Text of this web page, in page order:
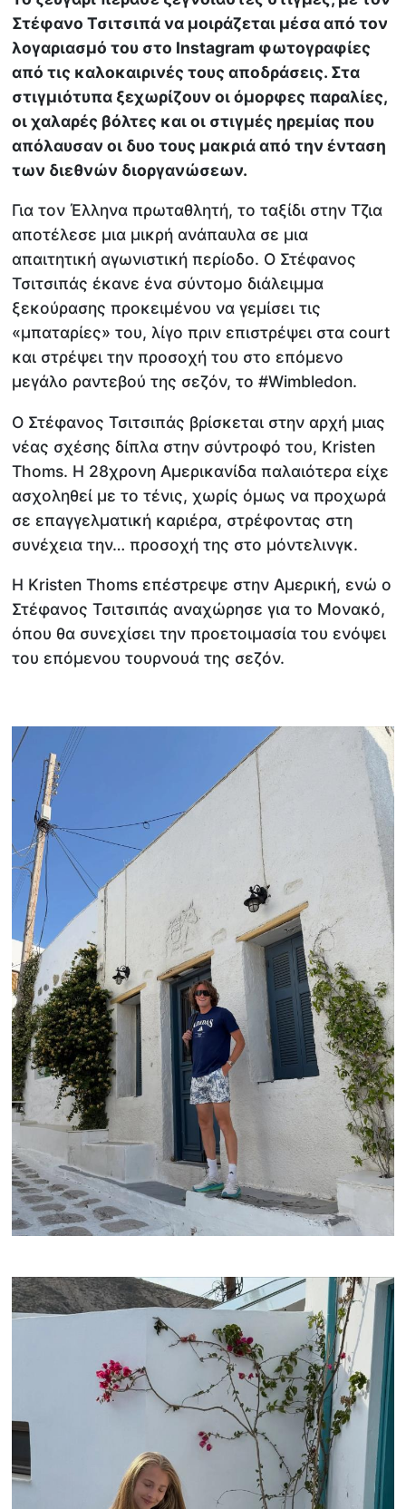
Στέφανο Τσιτσιπά να μοιράζεται μέσα από τον
λογαριασμό του στο Instagram φωτογραφίες
από τις καλοκαιρινές τους αποδράσεις. Στα
στιγμιότυπα ξεχωρίζουν οι όμορφες παραλίες,
οι χαλαρές βόλτες και οι στιγμές ηρεμίας που
απόλαυσαν οι δυο τους μακριά από την ένταση
των διεθνών διοργανώσεων.
Για τον Έλληνα πρωταθλητή, το ταξίδι στην Τζια
αποτέλεσε μια μικρή ανάπαυλα σε μια
απαιτητική αγωνιστική περίοδο. Ο Στέφανος
Τσιτσιπάς έκανε ένα σύντομο διάλειμμα
ξεκούρασης προκειμένου να γεμίσει τις
«μπαταρίες» του, λίγο πριν επιστρέψει στα court
και στρέψει την προσοχή του στο επόμενο
μεγάλο ραντεβού της σεζόν, το #Wimbledon.
O Στέφανος Τσιτσιπάς βρίσκεται στην αρχή μιας
νέας σχέσης δίπλα στην σύντροφό του, Kristen
Thoms. Η 28χρονη Αμερικανίδα παλαιότερα είχε
ασχοληθεί με το τένις, χωρίς όμως να προχωρά
σε επαγγελματική καριέρα, στρέφοντας στη
συνέχεια την… προσοχή της στο μόντελινγκ.
Η Kristen Thoms επέστρεψε στην Αμερική, ενώ ο
Στέφανος Τσιτσιπάς αναχώρησε για το Μονακό,
όπου θα συνεχίσει την προετοιμασία του ενόψει
του επόμενου τουρνουά της σεζόν.